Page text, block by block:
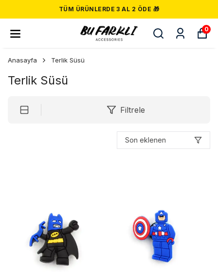
TÜM ÜRÜNLERDE 3 AL 2 ÖDE 🎁
0
Anasayfa Terlik Süsü
Terlik Süsü
Filtrele
Son eklenen